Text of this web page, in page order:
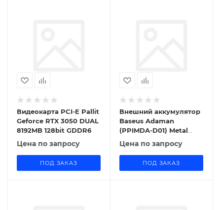
Видеокарта PCI-E Pallit
Geforce RTX 3050 DUAL
8192MB 128bit GDDR6
Цена по запросу
ПОД ЗАКАЗ
Внешний аккумулятор
Baseus Adaman
(PPIMDA-D01) Metal
Digital Display Quick
Charge 65W 20000 мАч,
черный
Цена по запросу
ПОД ЗАКАЗ